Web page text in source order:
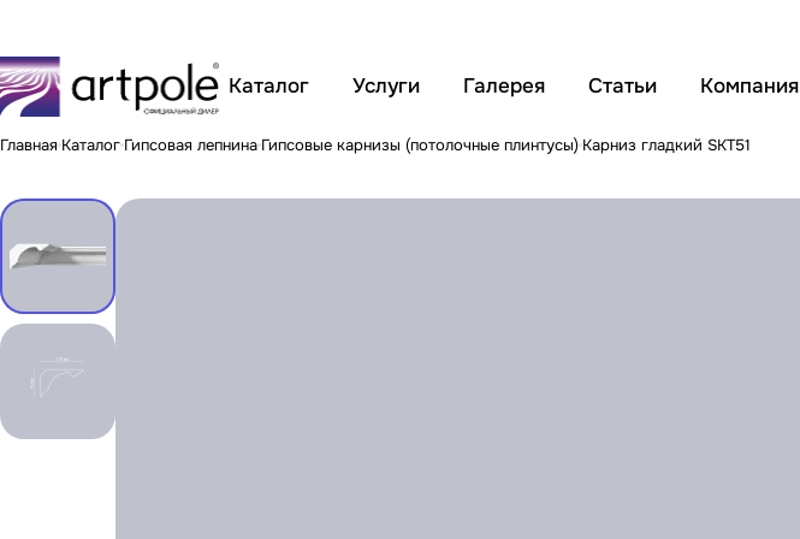
Каталог Услуги Галерея Статьи Компания
Главная Каталог Гипсовая лепнина Гипсовые карнизы (потолочные плинтусы) Карниз гладкий SKT51